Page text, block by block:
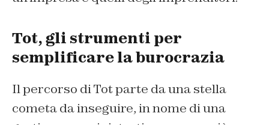
Tot, gli strumenti per
semplificare la burocrazia
Il percorso di Tot parte da una stella
cometa da inseguire, in nome di una